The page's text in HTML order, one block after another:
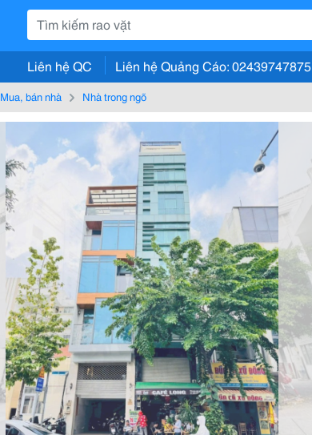
Liên hệ QC Liên hệ Quảng Cáo: 02439747875
Mua, bán nhà Nhà trong ngõ